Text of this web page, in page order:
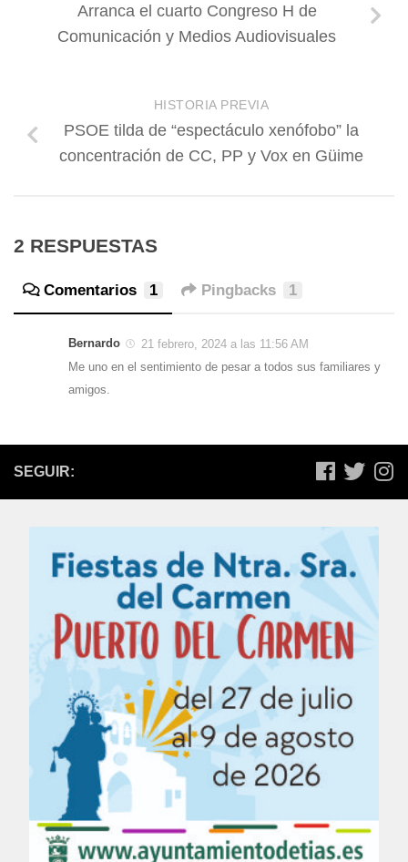
Arranca el cuarto Congreso H de
Comunicación y Medios Audiovisuales
HISTORIA PREVIA
PSOE tilda de “espectáculo xenófobo” la
concentración de CC, PP y Vox en Güime
2 RESPUESTAS
Comentarios 1 Pingbacks 1
Bernardo
21 febrero, 2024 a las 11:56 AM
Me uno en el sentimiento de pesar a todos sus familiares y
amigos.
SEGUIR: